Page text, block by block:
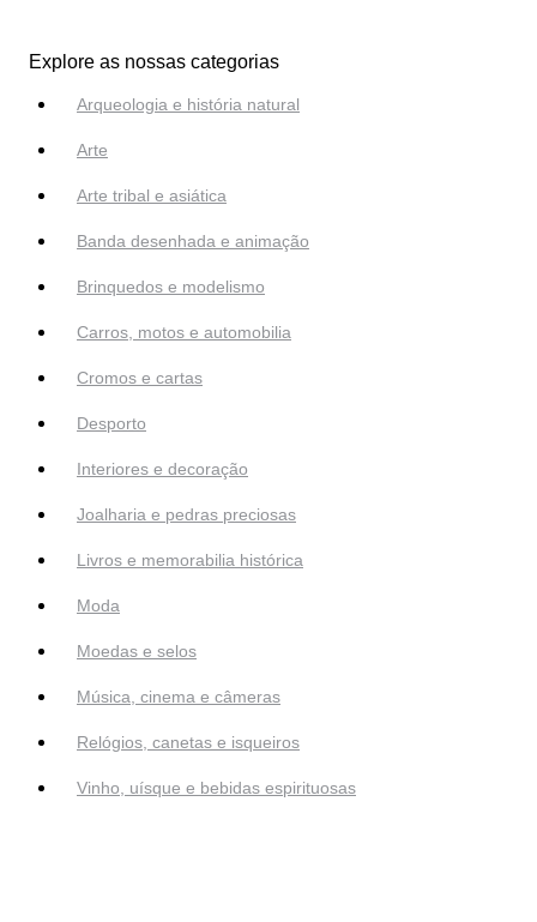
Explore as nossas categorias
Arqueologia e história natural
Arte
Arte tribal e asiática
Banda desenhada e animação
Brinquedos e modelismo
Carros, motos e automobilia
Cromos e cartas
Desporto
Interiores e decoração
Joalharia e pedras preciosas
Livros e memorabilia histórica
Moda
Moedas e selos
Música, cinema e câmeras
Relógios, canetas e isqueiros
Vinho, uísque e bebidas espirituosas